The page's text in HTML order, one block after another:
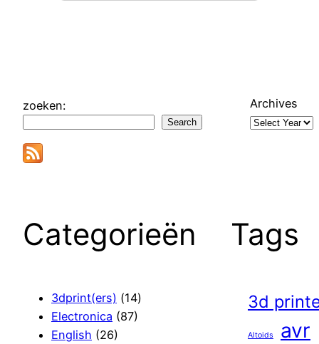
zoeken:
Search
Archives
Categorieën
3dprint(ers) (14)
Electronica (87)
English (26)
Tags
3d
Altoids avr